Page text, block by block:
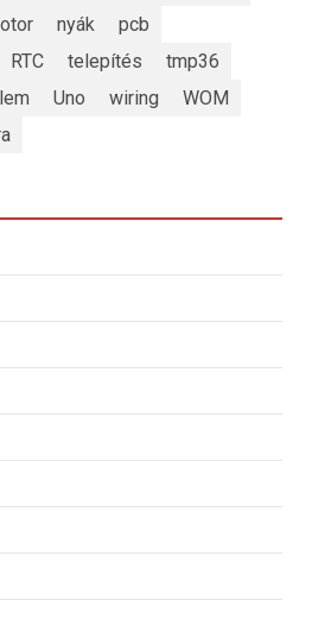
nyák
pcb
RTC telepítés
tmp36
Uno wiring
WOM